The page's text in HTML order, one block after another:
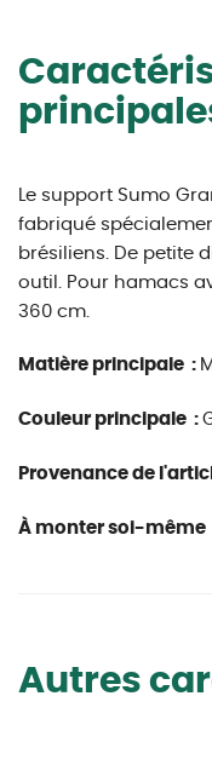
Le support Sumo
fabriqué
brésiliens. De petite
outil. Pour hamacs
360 cm.
Matière principale :
Couleur principale :
Provenance de
À monter soi-même
Autres